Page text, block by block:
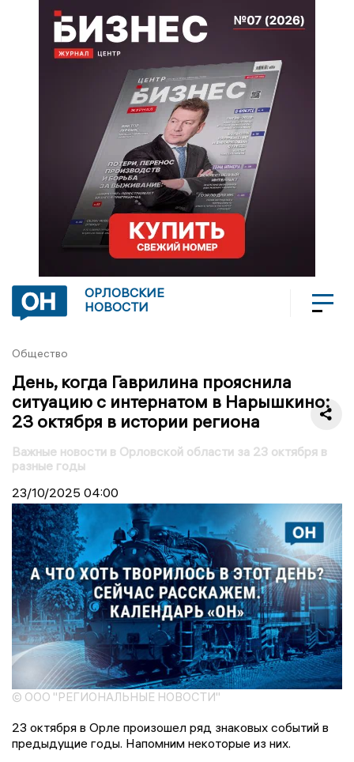
ОРЛОВСКИЕ
НОВОСТИ
Общество
День, когда Гаврилина прояснила
ситуацию с интернатом в Нарышкино:
23 октября в истории региона
Важные новости в Орловской области за 23 октября в
разные годы
23/10/2025 04:00
© ООО "РЕГИОНАЛЬНЫЕ НОВОСТИ"
23 октября в Орле произошел ряд знаковых событий в
предыдущие годы. Напомним некоторые из них.